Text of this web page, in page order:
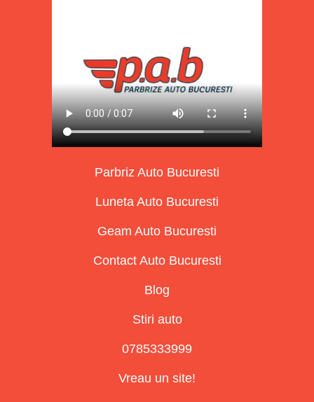
Parbriz Auto Bucuresti
Luneta Auto Bucuresti
Geam Auto Bucuresti
Contact Auto Bucuresti
Blog
Stiri auto
0785333999
Vreau un site!